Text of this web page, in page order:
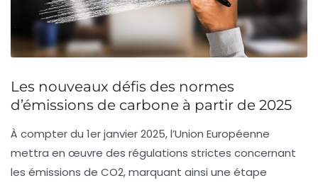
Les nouveaux défis des normes
d’émissions de carbone à partir de 2025
À compter du 1er janvier 2025, l’Union Européenne
mettra en œuvre des régulations strictes concernant
les émissions de CO2, marquant ainsi une étape